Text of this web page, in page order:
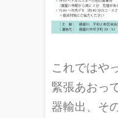
これではや
緊張あおっ
器輸出、そ